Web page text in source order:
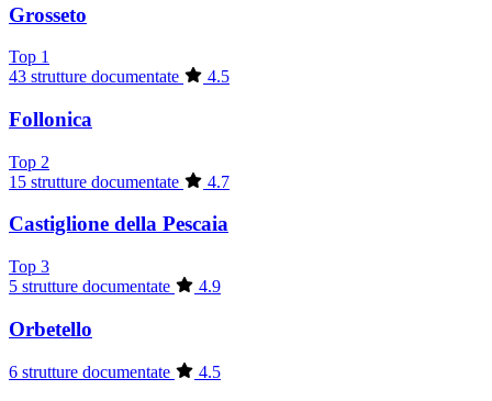
Grosseto
Top 1
43 strutture documentate
4.5
Follonica
Top 2
15 strutture documentate
4.7
Castiglione della Pescaia
Top 3
5 strutture documentate
4.9
Orbetello
6 strutture documentate 4.5